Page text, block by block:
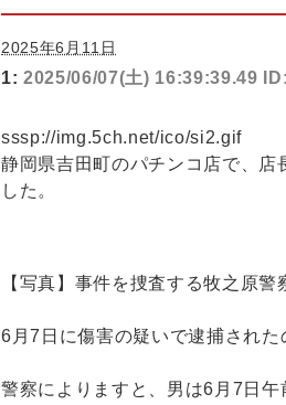
2025年6月11日
1: 2025/06/07(土) 16:39:39.49
sssp://img.5ch.net/ico/si2.gif
静岡県吉田町のパチンコ店で、店
した。
【写真】事件を捜査する牧之原警
6月7日に傷害の疑いで逮捕された
警察によりますと、男は6月7日